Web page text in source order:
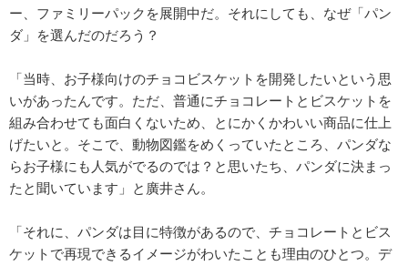
ー、ファミリーパックを展開中だ。それにしても、なぜ「パン
ダ」を選んだのだろう？
「当時、お子様向けのチョコビスケットを開発したいという思
いがあったんです。ただ、普通にチョコレートとビスケットを
組み合わせても面白くないため、とにかくかわいい商品に仕上
げたいと。そこで、動物図鑑をめくっていたところ、パンダな
らお子様にも人気がでるのでは？と思いたち、パンダに決まっ
たと聞いています」と廣井さん。
「それに、パンダは目に特徴があるので、チョコレートとビス
ケットで再現できるイメージがわいたことも理由のひとつ。デ